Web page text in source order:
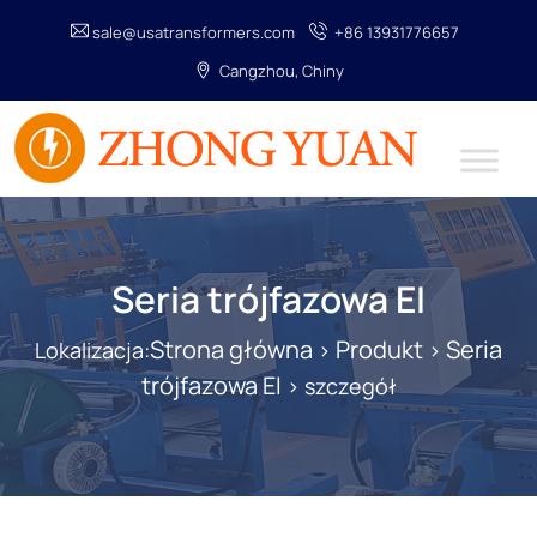
sale@usatransformers.com
+86 13931776657
Cangzhou, Chiny
Seria trójfazowa EI
Lokalizacja:Strona główna > Produkt > Seria
trójfazowa EI > szczegół